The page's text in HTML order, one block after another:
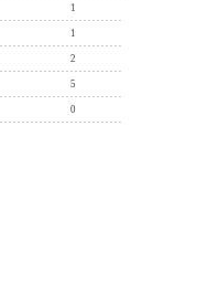
1
1
2
5
0